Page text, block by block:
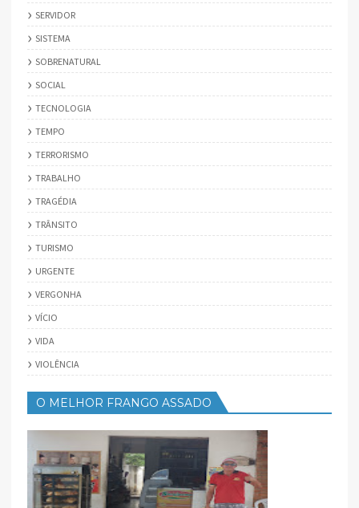
SERVIDOR
SISTEMA
SOBRENATURAL
SOCIAL
TECNOLOGIA
TEMPO
TERRORISMO
TRABALHO
TRAGÉDIA
TRÂNSITO
TURISMO
URGENTE
VERGONHA
VÍCIO
VIDA
VIOLÊNCIA
O MELHOR FRANGO ASSADO